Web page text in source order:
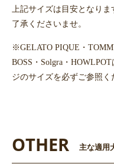
上記サイズは目安となり
了承くださいませ。
※GELATO PIQUE・
BOSS・Solgra・
ジのサイズを必ずご参照く
OTHER 主な適用